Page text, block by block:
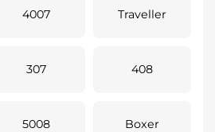
4007 Traveller
307 408
5008 Boxer